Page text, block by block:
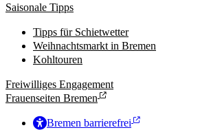
Saisonale Tipps
Tipps für Schietwetter
Weihnachtsmarkt in Bremen
Kohltouren
Freiwilliges Engagement
Frauenseiten Bremen
Bremen barrierefrei